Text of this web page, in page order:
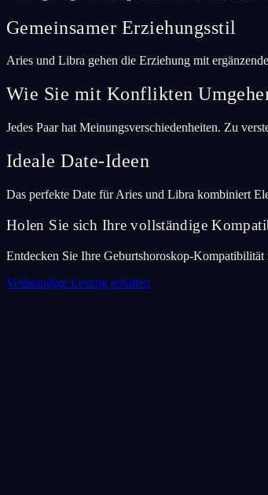
Gemeinsamer Erziehungsstil
Aries und Libra gehen die Erziehung mit
Wie Sie mit Konflikten
Jedes Paar hat Meinungsverschiedenheiten. Zu
Ideale Date-Ideen
Das perfekte Date für Aries und Libra kombiniert
Holen Sie sich Ihre vollständige
Entdecken Sie Ihre Geburtshoroskop-
Vollständige Lesung erhalten